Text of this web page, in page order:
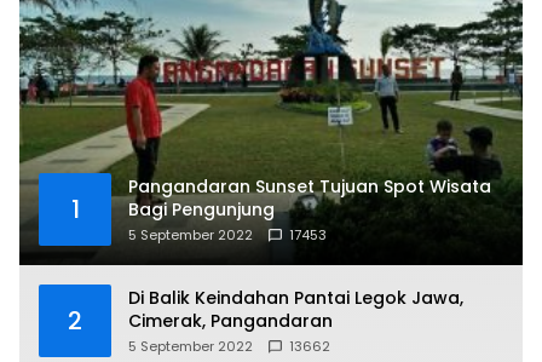
1
Pangandaran Sunset Tujuan Spot Wisata
Bagi Pengunjung
5 September 2022 17453
2
Di Balik Keindahan Pantai Legok Jawa,
Cimerak, Pangandaran
5 September 2022 13662